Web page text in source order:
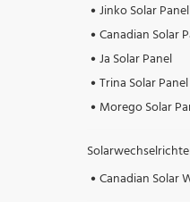
Jinko Solar Panel
Canadian Solar
Ja Solar Panel
Trina Solar Panel
Morego Solar
Canadian Solar